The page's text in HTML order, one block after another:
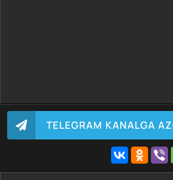
29 Qism
TELEGRAM KANALGA